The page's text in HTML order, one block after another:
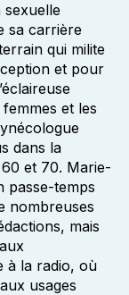
sexuelle
sa carrière
qui milite
et pour
et les
dans la
et 70. Marie-
passe-temps
nombreuses
mais
à la radio, où
usages